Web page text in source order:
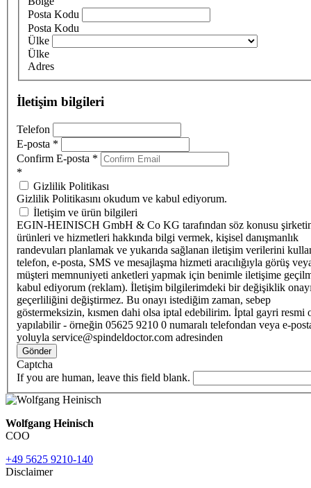
Posta Kodu
Posta Kodu
Ülke
Ülke
Adres
İletişim bilgileri
Telefon
E-posta *
Confirm E-posta *
*
Gizlilik Politikası
Gizlilik Politikasını okudum ve kabul ediyorum.
İletişim ve ürün bilgileri
EGIN-HEINISCH GmbH & Co KG tarafından söz konusu
ürünleri ve hizmetleri hakkında bilgi vermek, kişisel danışmanlık
randevuları planlamak ve yukarıda sağlanan iletişim verilerini
telefon, e-posta, SMS ve mesajlaşma hizmeti aracılığıyla görüş
müşteri memnuniyeti anketleri yapmak için benimle iletişime
kabul ediyorum (reklam). İletişim bilgilerimdeki bir değişiklik
geçerliliğini değiştirmez. Bu onayı istediğim zaman, sebep
göstermeksizin, kısmen dahi olsa iptal edebilirim. İptal gayri resmi
yapılabilir - örneğin 05625 9210 0 numaralı telefondan veya e-
yoluyla service@spindeldoctor.com adresinden
Gönder
Captcha
If you are human, leave this field blank.
Wolfgang Heinisch
COO
+49 5625 9210-140
Disclaimer